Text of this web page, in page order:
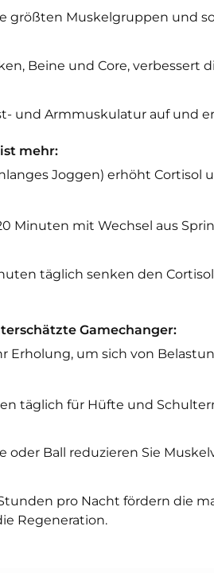
größten Muskelgruppen und
Beine und Core,
und Armmuskulatur auf und
mehr:
Joggen) erhöht Cortisol
Minuten mit Wechsel aus
täglich senken den
Gamechanger:
Erholung, um sich von
täglich für Hüfte und
oder Ball reduzieren Sie
Stunden pro Nacht fördern die
Regeneration.